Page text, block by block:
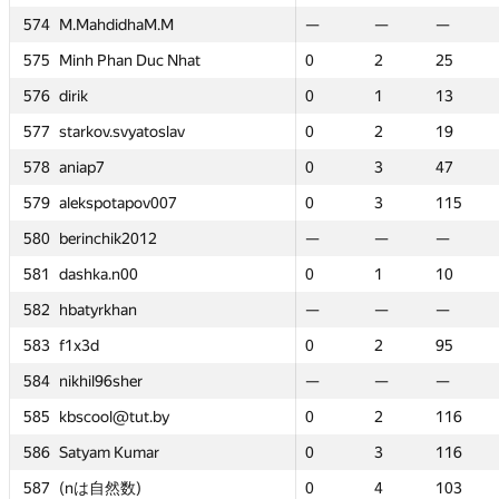
574 M.MahdidhaM.M — —
—
575
Minh Phan Duc Nhat 0 2
25
576 dirik 0 1
13
577 starkov.svyatoslav 0 2
19
578 aniap7 0 3
47
579 alekspotapov007 0 3
115
580 berinchik2012 — —
—
581
dashka.n00 0 1
10
582
hbatyrkhan — —
—
583 f1x3d 0 2
95
584 nikhil96sher — —
—
585
kbscool@tut.by 0 2
116
586 Satyam Kumar 0 3
116
587
(nは自然数) 0 4
103
— — 0
2
Nhat
0 25 —
—
13 0
1
0 19 0
2
47 0
3
0 115 —
—
— 0
3
10 —
—
— 0
1
95 0
1
— 0
2
116 —
—
116 —
—
103 —
—
574 M.MahdidhaM.M — —
—
575
Minh Phan Duc Nhat 0 2
25
576 dirik 0 1
13
577 starkov.svyatoslav 0 2
19
578 aniap7 0 3
47
579 alekspotapov007 0 3
115
580 berinchik2012 — —
—
581
dashka.n00 0 1
10
582
hbatyrkhan — —
—
583 f1x3d 0 2
95
584 nikhil96sher — —
—
585
kbscool@tut.by 0 2
116
586 Satyam Kumar 0 3
116
587
(nは自然数) 0 4
103
574 M.MahdidhaM.M — —
—
575
Minh Phan Duc Nhat 0 2
25
576 dirik 0 1
13
577 starkov.svyatoslav 0 2
19
578 aniap7 0 3
47
579 alekspotapov007 0 3
115
580 berinchik2012 — —
—
581
dashka.n00 0 1
10
582
hbatyrkhan — —
—
583 f1x3d 0 2
95
584 nikhil96sher — —
—
585
kbscool@tut.by 0 2
116
586 Satyam Kumar 0 3
116
587
(nは自然数) 0 4
103
— — 0
2
Nhat
0 25 —
—
13 0
1
0 19 0
2
47 0
3
0 115 —
—
— 0
3
10 —
—
— 0
1
95 0
1
— 0
2
116 —
—
116 —
—
103 —
—
574 M.MahdidhaM.M — —
—
575
Minh Phan Duc Nhat 0 2
25
576 dirik 0 1
13
577 starkov.svyatoslav 0 2
19
578 aniap7 0 3
47
579 alekspotapov007 0 3
115
580 berinchik2012 — —
—
581
dashka.n00 0 1
10
582
hbatyrkhan — —
—
583 f1x3d 0 2
95
584 nikhil96sher — —
—
585
kbscool@tut.by 0 2
116
586 Satyam Kumar 0 3
116
587
(nは自然数) 0 4
103